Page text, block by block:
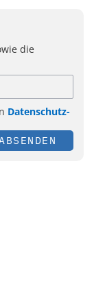
die
Datenschutz-
ABSENDEN